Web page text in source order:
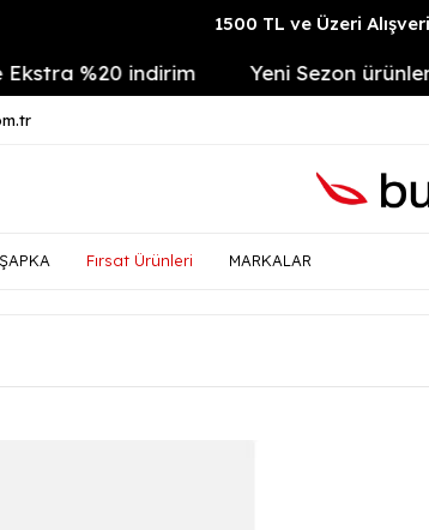
1500 TL ve Üzeri
%20 indirim Yeni Sezon ürünlerine
ŞAPKA Fırsat Ürünleri MARKALAR